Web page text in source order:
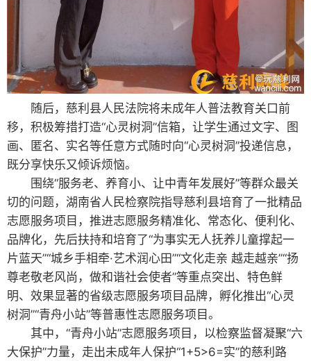
随后，慈利县人民法院将未成年人普法教育关口前
移，积极筹措打造“心灵树洞”信箱，让学生通过文字、图
画、匿名、实名等任意方式随时向“心灵树洞”投递信息，
既分享快乐又倾诉烦恼。
围绕“服务老、养育小、让中青年发展好”等群众最关
切的问题，湖南省人民检察院指导慈利县培育了一批精品
志愿服务项目，推进志愿服务精准化、常态化、便利化、
品牌化，先后扶持和培育了“为事实无人抚养儿童撑起一
片蓝天”“城乡手相牵·艺术润心田”“文化走亲 越走越亲”“扬
尊老敬老风尚，做和谐社会使者”等重点突出、特色鲜
明、效果显著的省级志愿服务项目品牌，孵化推出“心灵
树洞”“青舟小站”等普惠性志愿服务项目。
其中，“青舟小站”志愿服务项目，以检察监督凝聚“六
大保护”力量，走出未成年人保护“1+5>6=实”的慈利路